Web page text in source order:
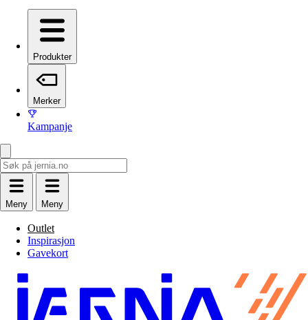
Produkter
Merker
Kampanje
Meny Meny
Outlet
Inspirasjon
Gavekort